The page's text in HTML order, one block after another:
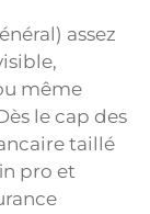
assez
même
le cap des
taillé
pro et